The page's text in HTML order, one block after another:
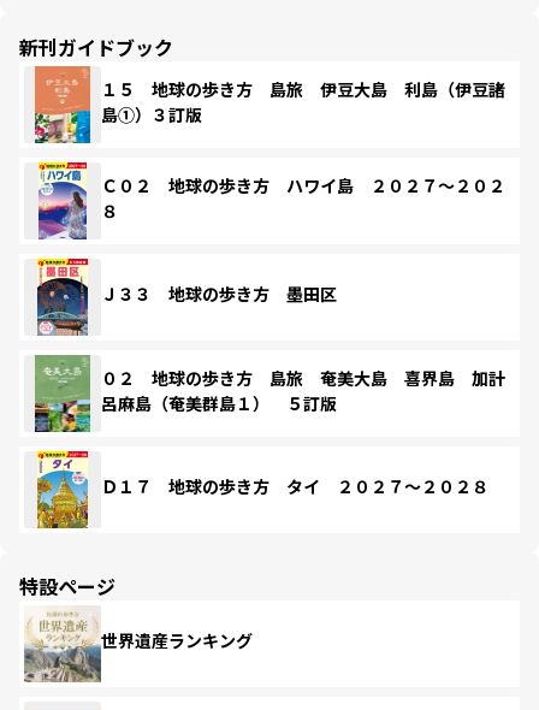
新刊ガイドブック
１５ 地球の歩き方 島旅 伊豆大島 利島（伊豆諸
島①）３訂版
Ｃ０２ 地球の歩き方 ハワイ島 ２０２７～２０２
８
Ｊ３３ 地球の歩き方 墨田区
０２ 地球の歩き方 島旅 奄美大島 喜界島 加計
呂麻島（奄美群島１） ５訂版
Ｄ１７ 地球の歩き方 タイ ２０２７～２０２８
特設ページ
世界遺産ランキング